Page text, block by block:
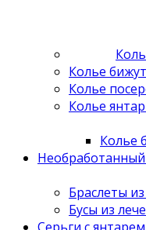
Колье
Колье
Колье
Колье
Браслеты
Бусы из